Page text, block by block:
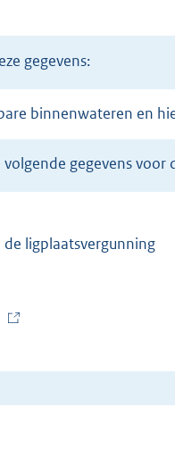
gegevens:
binnenwateren en
gegevens voor
de ligplaatsvergunning
x